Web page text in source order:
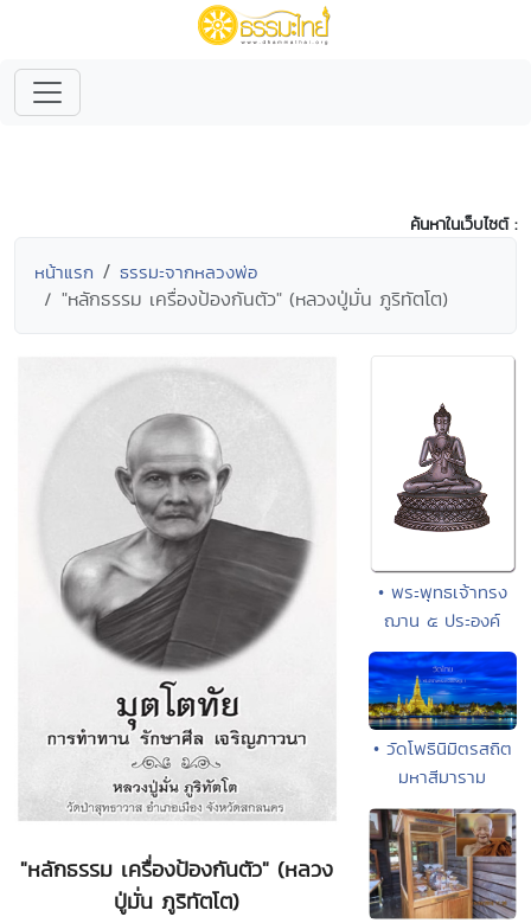
ค้นหาในเว็บไซต์ :
หน้าแรก ธรรมะจากหลวงพ่อ
"หลักธรรม เครื่องป้องกันตัว" (หลวงปู่มั่น ภูริทัตโต)
"หลักธรรม เครื่องป้องกันตัว" (หลวง
ปู่มั่น ภูริทัตโต)
• พระพุทธเจ้าทรง
ฌาน ๕ ประองค์
• วัดโพธินิมิตรสถิต
มหาสีมาราม